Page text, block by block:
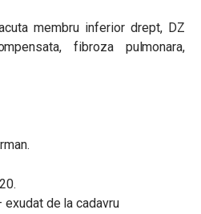
membru inferior drept, DZ
fibroza pulmonara,
exudat de la cadavru